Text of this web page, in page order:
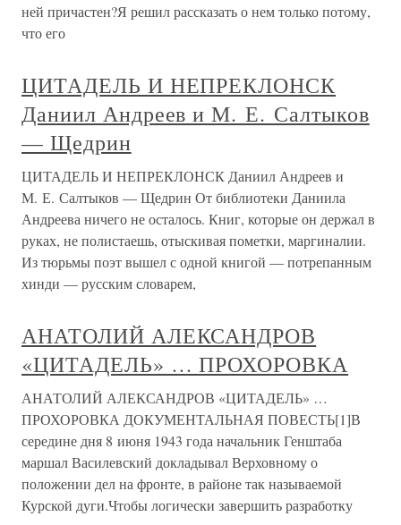
ней причастен?Я решил рассказать о нем только потому,
что его
ЦИТАДЕЛЬ И НЕПРЕКЛОНСК
Даниил Андреев и М. Е. Салтыков
— Щедрин
ЦИТАДЕЛЬ И НЕПРЕКЛОНСК Даниил Андреев и
М. Е. Салтыков — Щедрин От библиотеки Даниила
Андреева ничего не осталось. Книг, которые он держал в
руках, не полистаешь, отыскивая пометки, маргиналии.
Из тюрьмы поэт вышел с одной книгой — потрепанным
хинди — русским словарем,
АНАТОЛИЙ АЛЕКСАНДРОВ
«ЦИТАДЕЛЬ» … ПРОХОРОВКА
АНАТОЛИЙ АЛЕКСАНДРОВ «ЦИТАДЕЛЬ» …
ПРОХОРОВКА ДОКУМЕНТАЛЬНАЯ ПОВЕСТЬ[1]В
середине дня 8 июня 1943 года начальник Генштаба
маршал Василевский докладывал Верховному о
положении дел на фронте, в районе так называемой
Курской дуги.Чтобы логически завершить разработку